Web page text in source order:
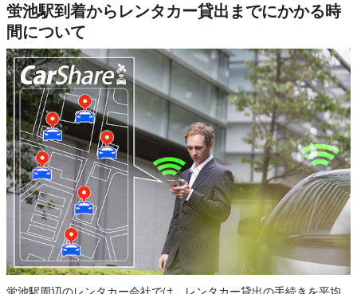
蛍池駅到着からレンタカー貸出までにかかる時
間について